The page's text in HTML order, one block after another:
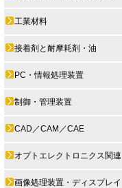
工業材料
接着剤と耐摩耗剤・油
PC・情報処理装置
制御・管理装置
CAD／CAM／CAE
オプトエレクトロニクス関連
画像処理装置・ディスプレイ